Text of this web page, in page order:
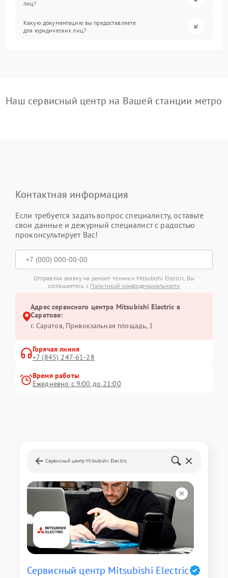
лиц?
Какую документацию вы предоставляете
для юридических лиц?
Наш сервисный центр на Вашей станции метро
Контактная информация
Если требуется задать вопрос специалисту, оставьте
свои данные и дежурный специалист с радостью
проконсультирует Вас!
Отправляя заявку на ремонт техники Mitsubishi Electric, Вы
соглашаетесь с Политикой конфиденциальности
Адрес сервисного центра Mitsubishi Electric в
Саратове:
г. Саратов, Привокзальная площадь, 1
Горячая линия
+7 (845) 247-61-28
Время работы
Ежедневно с 9:00 до 21:00
Сервисный центр Mitsubishi Electric
Сервисный центр Mitsubishi Electric